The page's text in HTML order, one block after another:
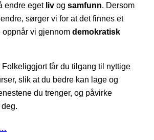
endre eget liv og samfunn. Dersom
sørger vi for at det finnes et
oppnår vi gjennom demokratisk
får du tilgang til nyttige
slik at du bedre kan lage og
du trenger, og påvirke